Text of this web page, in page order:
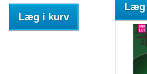
Læg i kurv
Læg